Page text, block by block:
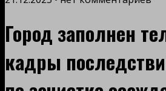
Город заполнен
кадры